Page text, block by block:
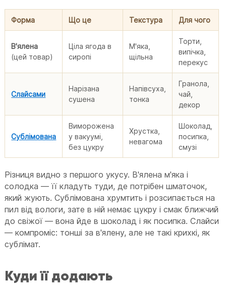
Форма Що це Текстура Для чого
В'ялена
(цей товар)
Ціла ягода в
сиропі
М'яка,
щільна
Торти,
випічка,
перекус
Слайсами
Нарізана
сушена
Напівсуха,
тонка
Гранола,
чай,
декор
Сублімована
Виморожена
у вакуумі,
без цукру
Хрустка,
невагома
Шоколад,
посипка,
смузі
Різниця видно з першого укусу. В'ялена м'яка і
солодка — її кладуть туди, де потрібен шматочок,
який жують. Сублімована хрумтить і розсипається на
пил від вологи, зате в ній немає цукру і смак ближчий
до свіжої — вона йде в шоколад і як посипка. Слайси
— компроміс: тонші за в'ялену, але не такі крихкі, як
сублімат.
Куди її додають